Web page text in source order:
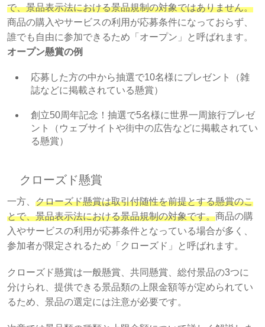
で、景品表示法における景品規制の対象ではありません。
商品の購入やサービスの利用が応募条件になっておらず、
誰でも自由に参加できるため「オープン」と呼ばれます。
オープン懸賞の例
応募した方の中から抽選で10名様にプレゼント（雑
誌などに掲載されている懸賞）
創立50周年記念！抽選で5名様に世界一周旅行プレゼ
ント（ウェブサイトや街中の広告などに掲載されてい
る懸賞）
クローズド懸賞
一方、 クローズド懸賞は取引付随性を前提とする懸賞のこ
とで、景品表示法における景品規制の対象です。商品の購
入やサービスの利用が応募条件となっている場合が多く、
参加者が限定されるため「クローズド」と呼ばれます。
クローズド懸賞は一般懸賞、共同懸賞、総付景品の3つに
分けられ、提供できる景品類の上限金額等が定められてい
るため、景品の選定には注意が必要です。